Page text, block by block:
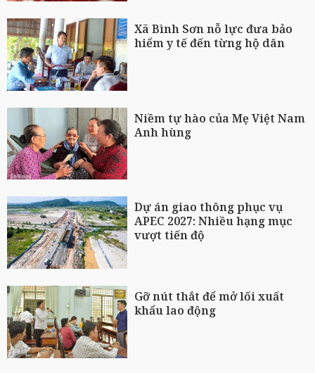
Xã Bình Sơn nỗ lực đưa bảo
hiểm y tế đến từng hộ dân
Niềm tự hào của Mẹ Việt Nam
Anh hùng
Dự án giao thông phục vụ
APEC 2027: Nhiều hạng mục
vượt tiến độ
Gỡ nút thắt để mở lối xuất
khẩu lao động